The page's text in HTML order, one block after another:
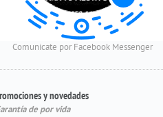
Comunicate por Facebook Messenger
y novedades
de por vida